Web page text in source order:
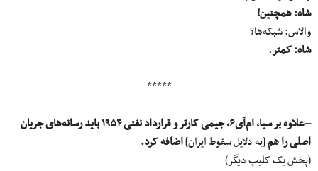
شاه: همچنین!
والاس: شبکه‌ها؟
شاه: کمتر.
*****
–
علاوه بر سیا، ام‌آی۶، جیمی کارتر و قرارداد نفتی ۱۹۵۴ باید رسانه‌های جریان
اصلی را هم[به دلایل سقوط ایران]اضافه کرد.
(پخش یک کلیپ دیگر)